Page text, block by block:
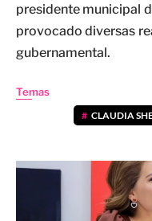
presidente municipal
provocado diversas
gubernamental.
Temas
CLAUDIA